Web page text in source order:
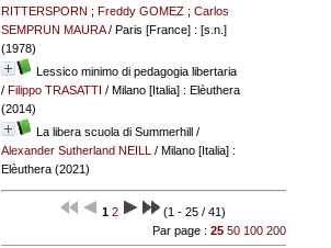
RITTERSPORN ; Freddy GOMEZ; Carlos
SEMPRUN MAURA/ Paris [France] : [s.n.]
(1978)
Lessico minimo di pedagogia libertaria
/ Filippo TRASATTI / Milano [Italia] : Elèuthera
(2014)
La libera scuola di Summerhill/
Alexander Sutherland NEILL / Milano [Italia] :
Elèuthera (2021)
1 2
(1 - 25 / 41)
Par page : 25 50 100 200